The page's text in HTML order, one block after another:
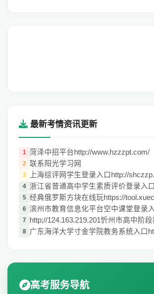
最新考情资讯更新
1 菏泽中招平台http://www.hzzzpt.com/
2 联系阳光学习网
3 上海综评网学生登录入口http://
4 浙江省普通高中学生素质评价登录入
5 经典俄罗斯方块在线玩https://
6 滨州市教育信息化平台空中课堂登录
7 http;//124.163.219.201忻州市高中阶段
8 广东海洋大学寸金学院教务系统入口
高考服务导航